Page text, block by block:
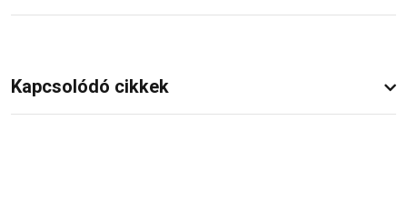
Kapcsolódó cikkek